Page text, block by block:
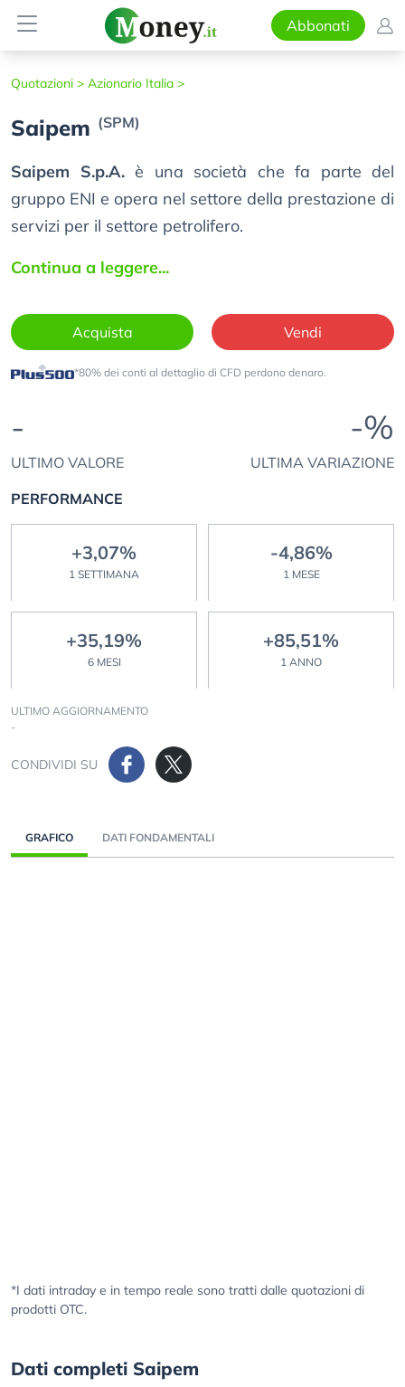
Abbonati
Quotazioni > Azionario Italia >
Saipem (SPM)
Saipem S.p.A.è una società che fa parte del
gruppo ENI e opera nel settore della prestazione di
servizi per il settore petrolifero.
Continua a leggere...
Acquista Vendi
*80% dei conti al dettaglio di CFD perdono denaro.
-
ULTIMO VALORE
-%
ULTIMA VARIAZIONE
PERFORMANCE
+3,07%
1 SETTIMANA
-4,86%
1 MESE
+35,19%
6 MESI
+85,51%
1 ANNO
ULTIMO AGGIORNAMENTO
-
CONDIVIDI SU
GRAFICO DATI FONDAMENTALI
*I dati intraday e in tempo reale sono tratti dalle quotazioni di
prodotti OTC.
Dati completi Saipem